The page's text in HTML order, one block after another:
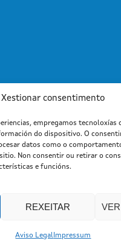
Xestionar consentimento
empregamos tecnoloxías
do dispositivo. O
datos como o
Non consentir ou retirar o
e funcións.
REXEITAR
Aviso Legal Impressum